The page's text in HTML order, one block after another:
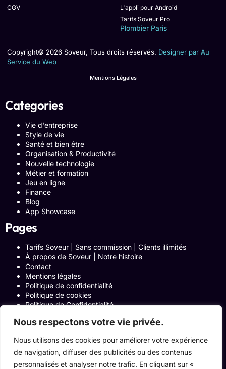
Nous respectons votre vie privée.
Nous utilisons des cookies pour améliorer votre expérience
de navigation, diffuser des publicités ou des contenus
personnalisés et analyser notre trafic. En cliquant sur «
CGV
L'appli pour Android
Tarifs Soveur Pro
Plombier Paris
Copyright© 2026 Soveur, Tous droits réservés. Designer par Au
Service du Web
Mentions Légales
Categories
Vie d'entreprise
Style de vie
Santé et bien être
Organisation & Productivité
Nouvelle technologie
Métier et formation
Jeu en ligne
Finance
Blog
App Showcase
Pages
Tarifs Soveur | Sans commission | Clients illimités
À propos de Soveur | Notre histoire
Contact
Mentions légales
Politique de confidentialité
Politique de cookies
Politique de Confidentialité
Blog
Programme Affiliation
Conditions générales d’utilisation
ACCUEIL